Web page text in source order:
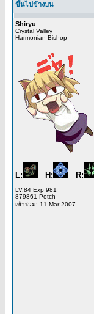
ขึ้นไปข้างบน
Shiryu
Crystal Valley
Harmonian Bishop
L: H: R:
LV.84 Exp 981
879861 Potch
เข้าร่วม: 11 Mar 2007